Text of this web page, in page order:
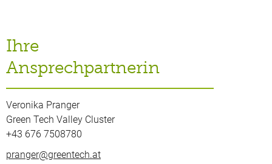
Ihre
Ansprechpartnerin
Veronika Pranger
Green Tech Valley Cluster
+43 676 7508780
pranger@greentech.at